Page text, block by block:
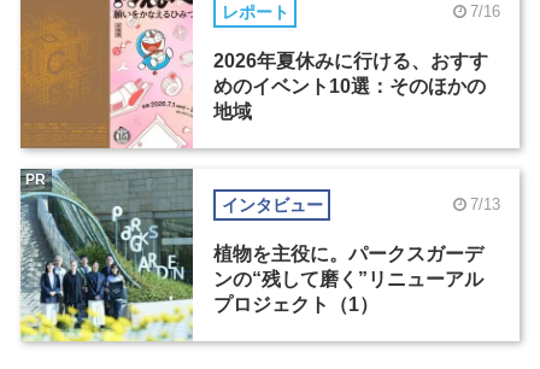
レポート 7/16
2026年夏休みに行ける、おすす
めのイベント10選：そのほかの
地域
インタビュー 7/13
植物を主役に。パークスガーデ
ンの“残して磨く”リニューアル
プロジェクト（1）
PR